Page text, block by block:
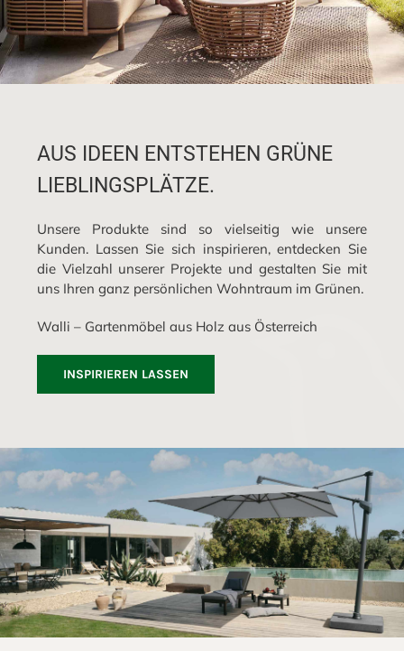
AUS IDEEN ENTSTEHEN GRÜNE
LIEBLINGSPLÄTZE.
Unsere Produkte sind so vielseitig wie unsere
Kunden. Lassen Sie sich inspirieren, entdecken Sie
die Vielzahl unserer Projekte und gestalten Sie mit
uns Ihren ganz persönlichen Wohntraum im Grünen.
Walli – Gartenmöbel aus Holz aus Österreich
INSPIRIEREN LASSEN